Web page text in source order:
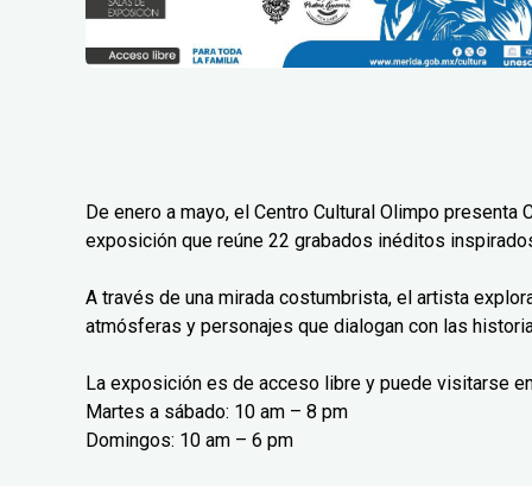
De enero a mayo, el Centro Cultural Olimpo
exposición que reúne 22 grabados inéditos
A través de una mirada costumbrista, el artista
atmósferas y personajes que dialogan con las
La exposición es de acceso libre y puede visitarse
Martes a sábado: 10 am – 8 pm
Domingos: 10 am – 6 pm